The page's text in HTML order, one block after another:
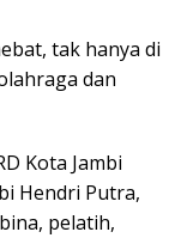
tak hanya di
dan
Kota Jambi
Hendri Putra,
pelatih,